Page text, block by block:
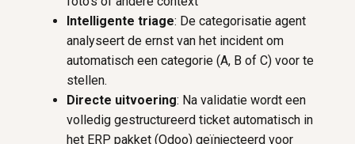
Intelligente triage: De categorisatie agent
analyseert de ernst van het incident om
automatisch een categorie (A, B of C) voor te
stellen.
Directe uitvoering: Na validatie wordt een
volledig gestructureerd ticket automatisch in
het ERP pakket (Odoo) geïnjecteerd voor